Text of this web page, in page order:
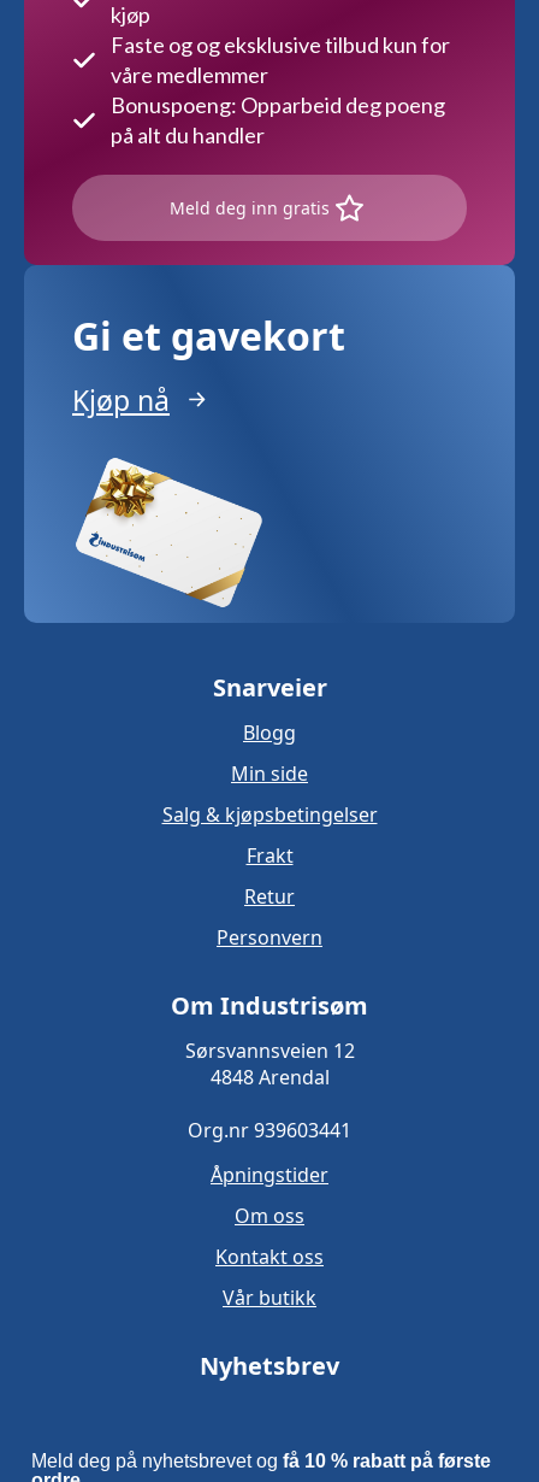
kjøp
Faste og og eksklusive tilbud kun for
våre medlemmer
Bonuspoeng: Opparbeid deg poeng
på alt du handler
Meld deg inn gratis
Gi et gavekort
Kjøp nå
Snarveier
Blogg
Min side
Salg & kjøpsbetingelser
Frakt
Retur
Personvern
Om Industrisøm
Sørsvannsveien 12
4848 Arendal
Org.nr 939603441
Åpningstider
Om oss
Kontakt oss
Vår butikk
Nyhetsbrev
Meld deg på nyhetsbrevet og få 10 % rabatt på første